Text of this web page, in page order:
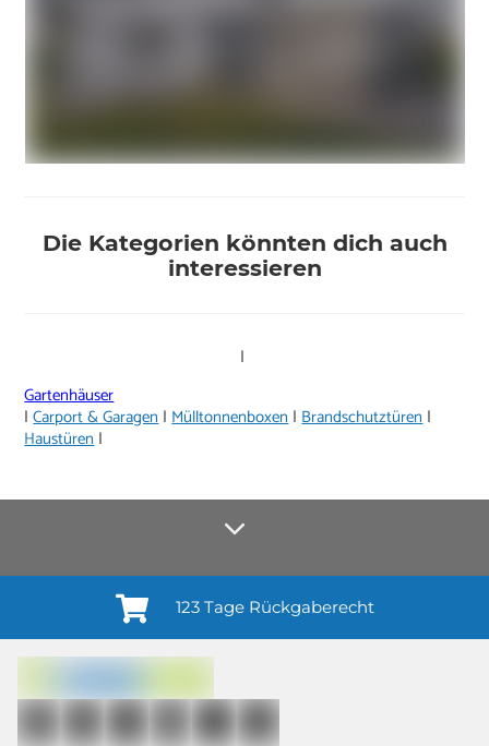
Die Kategorien könnten dich auch
interessieren
|
Gartenhäuser
|Carport & Garagen|Mülltonnenboxen|Brandschutztüren|
Haustüren|
Anmelden¹
casando (Holz-Richter GmbH) sowie zur Interessen-Analyse durch
jederzeit mit Wirkung für die Zukunft und ohne Angabe von Gründen
123 Tage Rückgaberecht